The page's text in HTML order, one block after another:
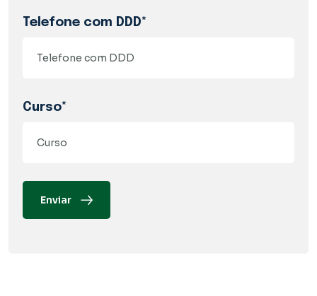
Telefone com DDD*
Curso*
Enviar